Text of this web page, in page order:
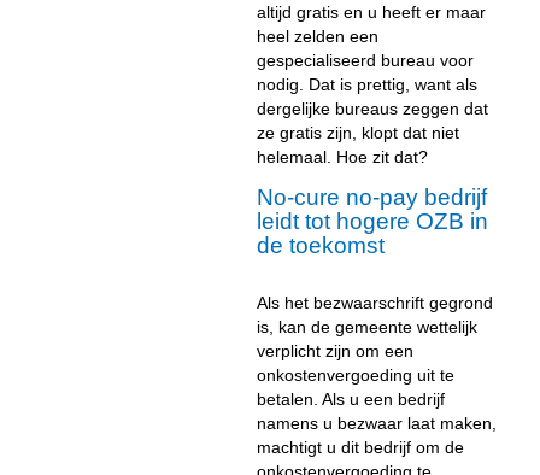
altijd gratis en u heeft er maar
heel zelden een
gespecialiseerd bureau voor
nodig. Dat is prettig, want als
dergelijke bureaus zeggen dat
ze gratis zijn, klopt dat niet
helemaal. Hoe zit dat?
No-cure no-pay bedrijf
leidt tot hogere OZB in
de toekomst
Als het bezwaarschrift gegrond
is, kan de gemeente wettelijk
verplicht zijn om een
onkostenvergoeding uit te
betalen. Als u een bedrijf
namens u bezwaar laat maken,
machtigt u dit bedrijf om de
onkostenvergoeding te